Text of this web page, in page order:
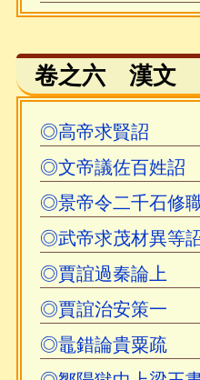
卷之六 漢文
◎高帝求賢詔
◎文帝議佐百姓詔
◎景帝令二千石修
◎武帝求茂材異等
◎賈誼過秦論上
◎賈誼治安策一
◎鼂錯論貴粟疏